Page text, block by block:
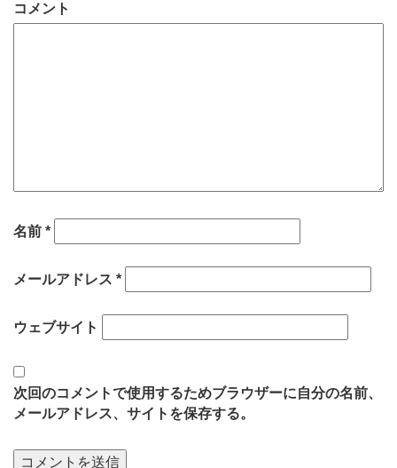
コメント
名前 *
メールアドレス *
ウェブサイト
次回のコメントで使用するためブラウザーに自分の名前、
メールアドレス、サイトを保存する。